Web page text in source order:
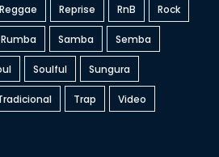
Reggae Reprise RnB Rock
Rumba Samba Semba
Soulful Sungura
Trap Video